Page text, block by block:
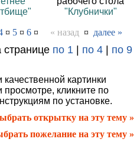
"Клубнички"
¤ 5¤ 6¤ « назад ¤ далее »
странице по 1 по 4
по 9
качественной картинки
кликните по
по установке.
открытку на эту тему »
пожелание на эту тему »